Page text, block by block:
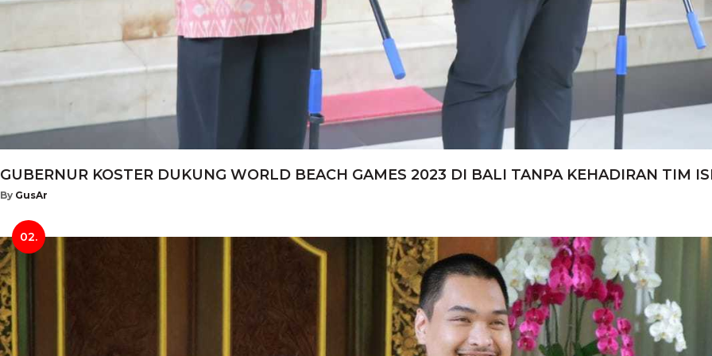
GUBERNUR KOSTER DUKUNG WORLD BEACH GAMES 2023 DI BALI TANPA KEHADIRAN TIM
By GusAr
02.